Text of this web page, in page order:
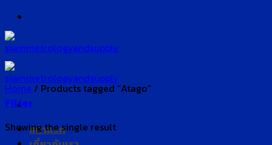
Skip
to
content
หน้าแรก
Home / Products tagged “Atago”
Filter
Showing the single result